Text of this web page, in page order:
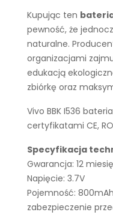
Kupując ten bateria
pewność, że
naturalne.
organizacjami
edukacją
zbiórkę oraz
Vivo BBK I536
certyfikatami CE,
Specyfikacja
Gwarancja: 12
Napięcie: 3.7V
Pojemność: 800mAh
zabezpieczenie